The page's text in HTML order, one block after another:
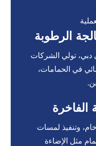
دبي، تولي الشركات
في الحمامات،
وتنفيذ لمسات
مثل الإضاءة